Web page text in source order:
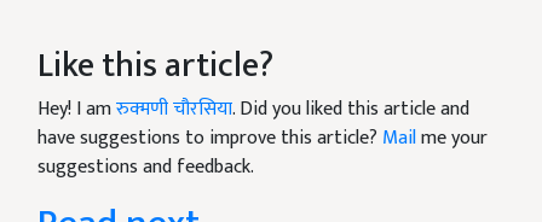
Like this article?
Hey! I amरुक्मणी चौरसिया. Did you liked this article and
have suggestions to improve this article? Mailme your
suggestions and feedback.